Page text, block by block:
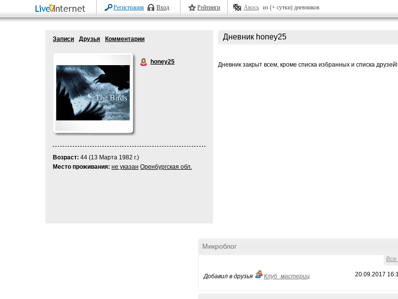
Регистрация Вход Рейтинги Авось из (+ сутки) дневников
Записи Друзья Комментарии
honey25
Возраст: 44 (13 Марта 1982 г.)
Место проживания: не указан Оренбургская обл.
Дневник honey25
Дневник закрыт всем, кроме списка избранных и списка друзейl
Микроблог
Все
Добавил в друзья Клуб_мастериц 20.09.2017